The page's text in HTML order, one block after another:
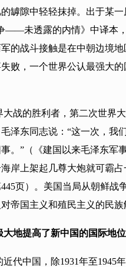
罅隙中轻轻抹掉。出于某
——未透露的内情》中译本
的战斗接触是在中朝边境
败，一个世界公认最强大
大战的胜利者，第二次世界
泽东同志说：“这一次，我
。”（《建国以来毛泽东军
岸上架起几尊大炮就可霸
页）。美国当局从朝鲜
帝国主义和殖民主义的民族
大地提高了新中国的国际地位
近代中国，除1931年至